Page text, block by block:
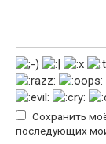
Сохранить
последующих